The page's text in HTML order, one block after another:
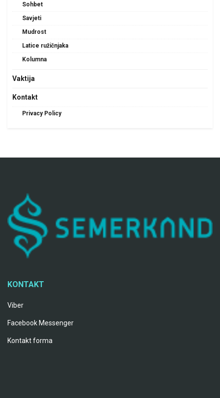
Sohbet
Savjeti
Mudrost
Latice ružičnjaka
Kolumna
Vaktija
Kontakt
Privacy Policy
KONTAKT
Viber
Facebook Messenger
Kontakt forma